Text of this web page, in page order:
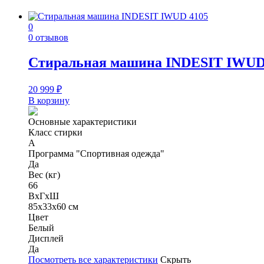
0
0 отзывов
Стиральная машина INDESIT
20 999 ₽
В корзину
Основные характеристики
Класс стирки
A
Программа "Спортивная одежда"
Да
Вес (кг)
66
ВхГхШ
85x33x60 см
Цвет
Белый
Дисплей
Да
Посмотреть все характеристики Скрыть